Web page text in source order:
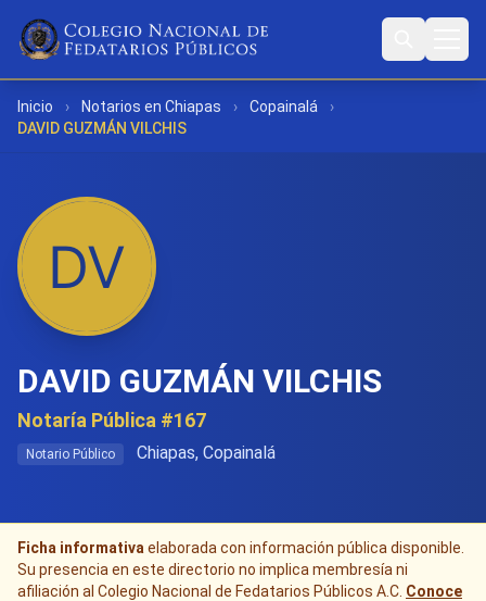
Inicio › Notarios en Chiapas › Copainalá
›
DAVID GUZMÁN VILCHIS
DAVID GUZMÁN VILCHIS
Notaría Pública #167
Notario Público Chiapas, Copainalá
Ficha informativa elaborada con información pública disponible.
Su presencia en este directorio no implica membresía ni
afiliación al Colegio Nacional de Fedatarios Públicos A.C. Conoce